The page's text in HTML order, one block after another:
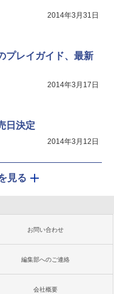
2014年3月31日
プレイガイド、最新
2014年3月17日
日決定
2014年3月12日
見る
お問い合わせ
編集部へのご連絡
会社概要